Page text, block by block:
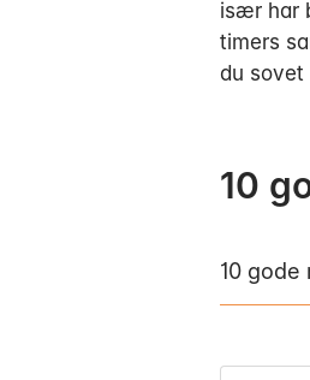
især har
timers
du sovet
10
10